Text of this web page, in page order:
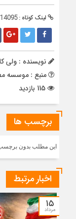
لینک کوتاه :
نویسنده : ولی
منبع : موسسه
برچسب ها
این مطلب بدون
اخبار مرتبط
۱۵
مرداد